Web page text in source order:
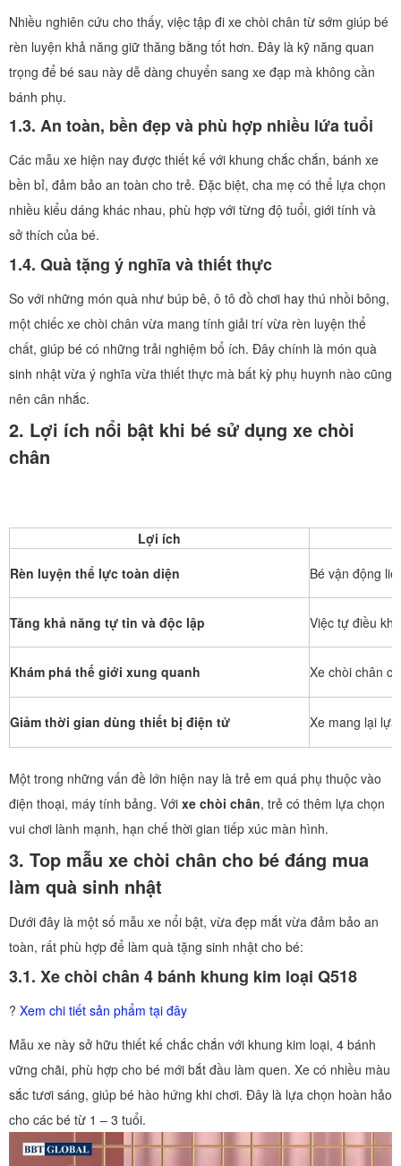
Nhiều nghiên cứu cho thấy, việc tập đi xe chòi chân từ sớm giúp bé
rèn luyện khả năng giữ thăng bằng tốt hơn. Đây là kỹ năng quan
trọng để bé sau này dễ dàng chuyển sang xe đạp mà không cần
bánh phụ.
1.3. An toàn, bền đẹp và phù hợp nhiều lứa tuổi
Các mẫu xe hiện nay được thiết kế với khung chắc chắn, bánh xe
bền bỉ, đảm bảo an toàn cho trẻ. Đặc biệt, cha mẹ có thể lựa chọn
nhiều kiểu dáng khác nhau, phù hợp với từng độ tuổi, giới tính và
sở thích của bé.
1.4. Quà tặng ý nghĩa và thiết thực
So với những món quà như búp bê, ô tô đồ chơi hay thú nhồi bông,
một chiếc xe chòi chân vừa mang tính giải trí vừa rèn luyện thể
chất, giúp bé có những trải nghiệm bổ ích. Đây chính là món quà
sinh nhật vừa ý nghĩa vừa thiết thực mà bất kỳ phụ huynh nào cũng
nên cân nhắc.
2. Lợi ích nổi bật khi bé sử dụng xe chòi
chân
Lợi ích
Rèn luyện thể lực toàn diện
Bé vận động
Tăng khả năng tự tin và độc lập Việc tự điều
Khám phá thế giới xung quanh Xe chòi chân
Giảm thời gian dùng thiết bị điện tử Xe mang lại
Một trong những vấn đề lớn hiện nay là trẻ em quá phụ thuộc vào
điện thoại, máy tính bảng. Với xe chòi chân, trẻ có thêm lựa chọn
vui chơi lành mạnh, hạn chế thời gian tiếp xúc màn hình.
3. Top mẫu xe chòi chân cho bé đáng mua
làm quà sinh nhật
Dưới đây là một số mẫu xe nổi bật, vừa đẹp mắt vừa đảm bảo an
toàn, rất phù hợp để làm quà tặng sinh nhật cho bé:
3.1. Xe chòi chân 4 bánh khung kim loại Q518
? Xem chi tiết sản phẩm tại đây
Mẫu xe này sở hữu thiết kế chắc chắn với khung kim loại, 4 bánh
vững chãi, phù hợp cho bé mới bắt đầu làm quen. Xe có nhiều màu
sắc tươi sáng, giúp bé hào hứng khi chơi. Đây là lựa chọn hoàn hảo
cho các bé từ 1 – 3 tuổi.